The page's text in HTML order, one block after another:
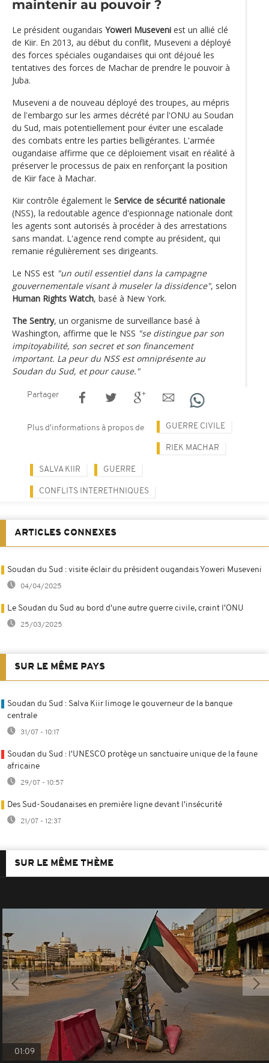
maintenir au pouvoir ?
Le président ougandais Yoweri Museveni est un allié clé
de Kiir. En 2013, au début du conflit, Museveni a déployé
des forces spéciales ougandaises qui ont déjoué les
tentatives des forces de Machar de prendre le pouvoir à
Juba.
Museveni a de nouveau déployé des troupes, au mépris
de l'embargo sur les armes décrété par l'ONU au Soudan
du Sud, mais potentiellement pour éviter une escalade
des combats entre les parties belligérantes. L'armée
ougandaise affirme que ce déploiement visait en réalité à
préserver le processus de paix en renforçant la position
de Kiir face à Machar.
Kiir contrôle également le Service de sécurité nationale
(NSS), la redoutable agence d'espionnage nationale dont
les agents sont autorisés à procéder à des arrestations
sans mandat. L'agence rend compte au président, qui
remanie régulièrement ses dirigeants.
Le NSS est "un outil essentiel dans la campagne
gouvernementale visant à museler la dissidence", selon
Human Rights Watch, basé à New York.
The Sentry, un organisme de surveillance basé à
Washington, affirme que le NSS "se distingue par son
impitoyabilité, son secret et son financement
important. La peur du NSS est omniprésente au
Soudan du Sud, et pour cause."
Partager
Plus d'informations à propos de GUERRE CIVILE
RIEK MACHAR
SALVA KIIR GUERRE
CONFLITS INTERETHNIQUES
ARTICLES CONNEXES
Soudan du Sud : visite éclair du président ougandais Yoweri Museveni
04/04/2025
Le Soudan du Sud au bord d'une autre guerre civile, craint l'ONU
25/03/2025
SUR LE MÊME PAYS
Soudan du Sud : Salva Kiir limoge le gouverneur de la banque
centrale
31/07 - 10:17
Soudan du Sud : l'UNESCO protège un sanctuaire unique de la faune
africaine
29/07 - 10:57
Des Sud-Soudanaises en première ligne devant l'insécurité
21/07 - 12:37
SUR LE MÊME THÈME
01:09